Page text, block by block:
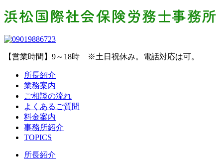
【営業時間】9～18時 ※土日祝休み。電話対応は可。
所長紹介
業務案内
ご相談の流れ
よくあるご質問
料金案内
事務所紹介
TOPICS
所長紹介